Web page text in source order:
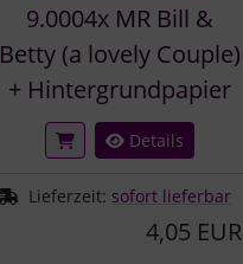
9.0004x MR Bill &
Betty (a lovely Couple)
+ Hintergrundpapier
Details
Lieferzeit: sofort lieferbar
4,05 EUR